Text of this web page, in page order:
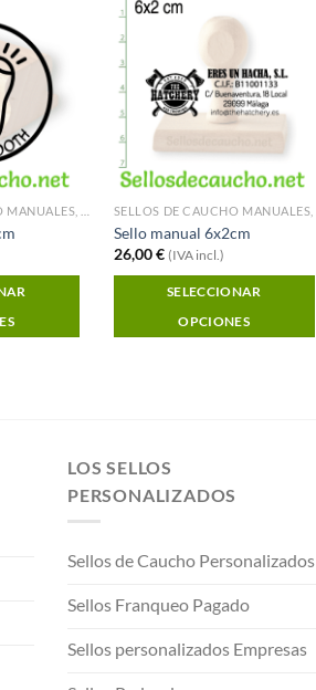
Añadir a
Favoritos
Sello manual 6x2cm
26,00€ (IVA incl.)
SELECCIONAR
OPCIONES
LOS SELLOS
PERSONALIZADOS
Sellos de Caucho Personalizados
Sellos Franqueo Pagado
Sellos personalizados Empresas